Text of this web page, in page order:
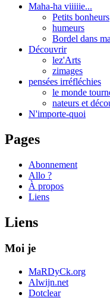
Maha-ha viiiiie...
Petits bonheurs
humeurs
Bordel dans
Découvrir
lez'Arts
zimages
pensées irréfléchies
le monde
nateurs et
N'importe-quoi
Pages
Abonnement
Allo ?
À propos
Liens
Liens
Moi je
MaRDyCk.org
Alwijn.net
Dotclear